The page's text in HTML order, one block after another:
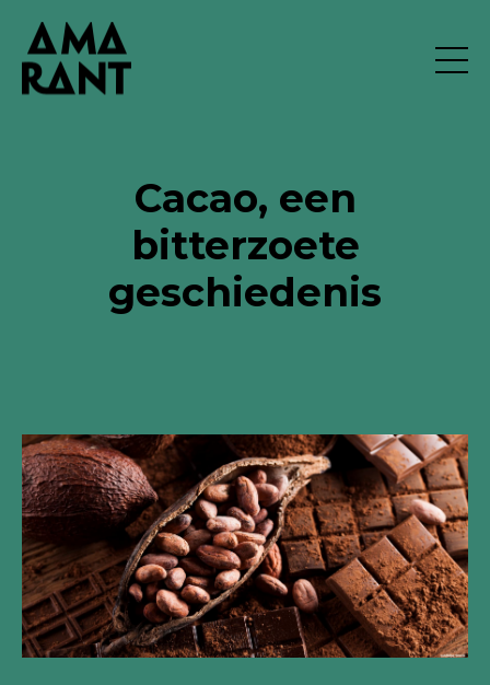
Cacao, een
bitterzoete
geschiedenis